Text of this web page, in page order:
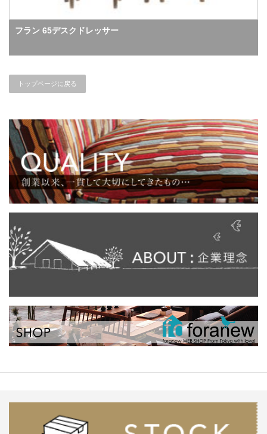
フラン 65デスクドレッサー
トップページに戻る